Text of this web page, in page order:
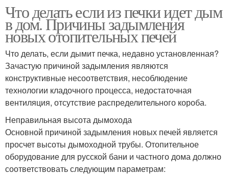
Что делать если из печки идет дым
в дом. Причины задымления
новых отопительных печей
Что делать, если дымит печка, недавно установленная?
Зачастую причиной задымления являются
конструктивные несоответствия, несоблюдение
технологии кладочного процесса, недостаточная
вентиляция, отсутствие распределительного короба.
Неправильная высота дымохода
Основной причиной задымления новых печей является
просчет высоты дымоходной трубы. Отопительное
оборудование для русской бани и частного дома должно
соответствовать следующим параметрам: